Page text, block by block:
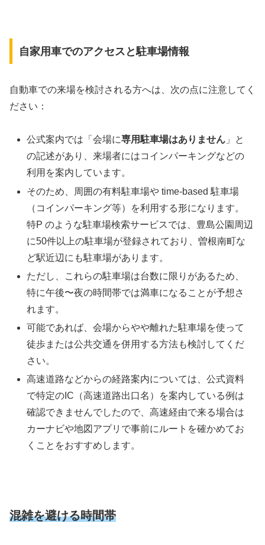
自家用車でのアクセスと駐車場情報
自動車での来場を検討される方へは、次の点に注意してく
ださい：
公式案内では「会場に専用駐車場はありません 」と
の記述があり、来場者にはコインパーキングなどの
利用を案内しています。
そのため、周囲の有料駐車場や time-based 駐車場
（コインパーキング等）を利用する形になります。
特P のような駐車場検索サービスでは、豊島公園周辺
に50件以上の駐車場が登録されており、曽根南町な
ど駅近辺にも駐車場があります。
ただし、これらの駐車場は台数に限りがあるため、
特に午後〜夜の時間帯では満車になることが予想さ
れます。
可能であれば、会場からやや離れた駐車場を使って
徒歩または公共交通を併用する方法も検討してくだ
さい。
高速道路などからの経路案内については、公式資料
で特定のIC（高速道路出口名）を案内している例は
確認できませんでしたので、高速経由で来る場合は
カーナビや地図アプリで事前にルートを確かめてお
くことをおすすめします。
混雑を避ける時間帯